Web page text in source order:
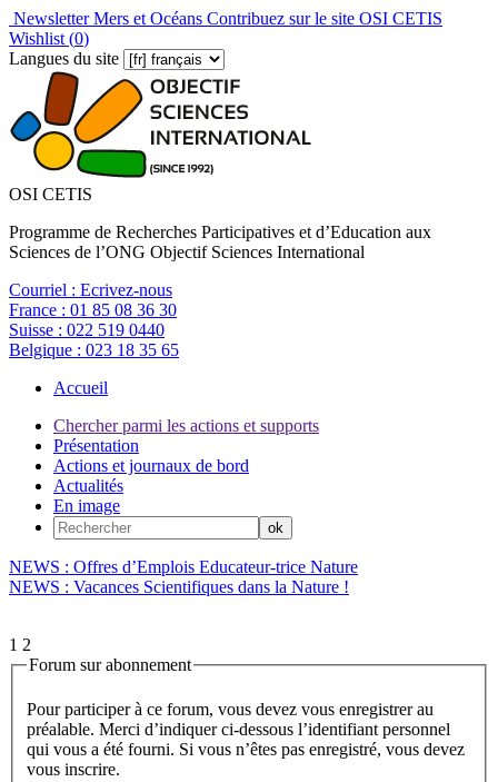
Newsletter Mers et Océans Contribuez sur le site OSI CETIS
Wishlist (0)
Langues du site
OSI CETIS
Programme de Recherches Participatives et d’Education aux
Sciences de l’ONG Objectif Sciences International
Courriel : Ecrivez-nous
France : 01 85 08 36 30
Suisse : 022 519 0440
Belgique : 023 18 35 65
Accueil
Chercher parmi les actions et supports
Présentation
Actions et journaux de bord
Actualités
En image
NEWS : Offres d’Emplois Educateur-trice Nature
NEWS : Vacances Scientifiques dans la Nature !
1 2
Forum sur abonnement
Pour participer à ce forum, vous devez vous enregistrer au
préalable. Merci d’indiquer ci-dessous l’identifiant personnel
qui vous a été fourni. Si vous n’êtes pas enregistré, vous devez
vous inscrire.